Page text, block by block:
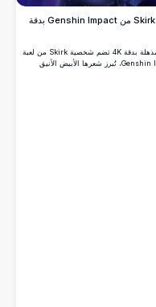
خلفية Skirk من Genshin Impact بدقة
خلفية مذهلة بدقة 4K تضم شخصية Skirk من لعبة
Genshin Impact، تُبرز شعرها الأبيض الأنيق